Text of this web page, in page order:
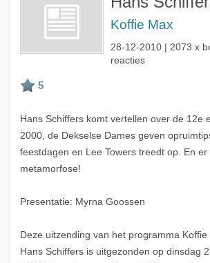
Koffie Max
28-12-2010| 2073 x
reacties
Hans Schiffers komt vertellen over de 12e
2000, de Dekselse Dames geven
feestdagen en Lee Towers treedt op. En er
metamorfose!
Presentatie: Myrna Goossen
Deze uitzending van het programma Koffie
Hans Schiffers is uitgezonden op dinsdag